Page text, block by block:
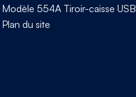
Modèle 554A Tiroir-caisse USB
Plan du site